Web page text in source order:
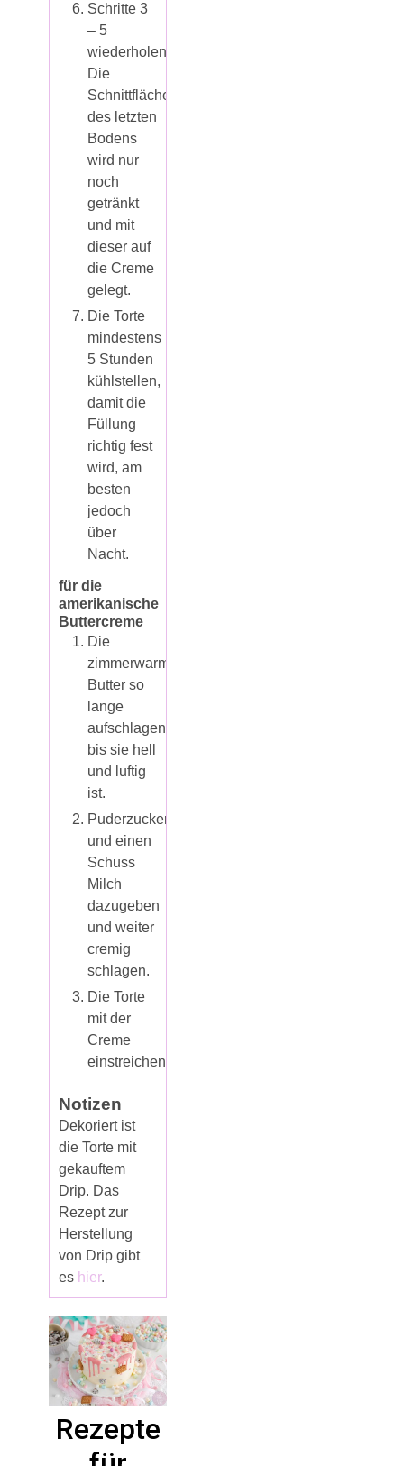
Schritte 3
– 5
wiederholen.
Die
Schnittfläche
des letzten
Bodens
wird nur
noch
getränkt
und mit
dieser auf
die Creme
gelegt.
Die Torte
mindestens
5 Stunden
kühlstellen,
damit die
Füllung
richtig fest
wird, am
besten
jedoch
über
Nacht.
für die
amerikanische
Buttercreme
Die
zimmerwarme
Butter so
lange
aufschlagen,
bis sie hell
und luftig
ist.
Puderzucker
und einen
Schuss
Milch
dazugeben
und weiter
cremig
schlagen.
Die Torte
mit der
Creme
einstreichen.
Notizen
Dekoriert ist
die Torte mit
gekauftem
Drip. Das
Rezept zur
Herstellung
von Drip gibt
es hier.
Rezepte